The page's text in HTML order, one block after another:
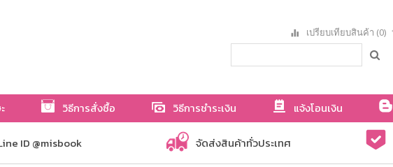
เปรียบเทียบสินค้า (0)
วิธีการสั่งซื้อ วิธีการชำระเงิน แจ้งโอนเงิน
ID @misbook จัดส่งสินค้าทั่วประเทศ